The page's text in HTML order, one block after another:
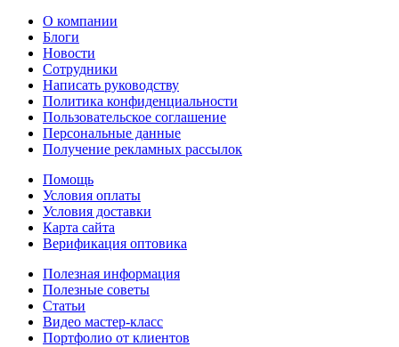
О компании
Блоги
Новости
Сотрудники
Написать руководству
Политика конфиденциальности
Пользовательское соглашение
Персональные данные
Получение рекламных рассылок
Помощь
Условия оплаты
Условия доставки
Карта сайта
Верификация оптовика
Полезная информация
Полезные советы
Статьи
Видео мастер-класс
Портфолио от клиентов